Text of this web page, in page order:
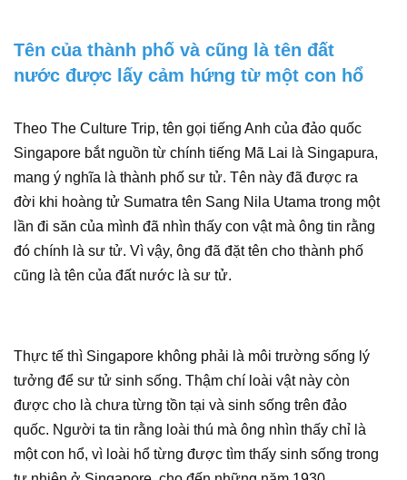
Tên của thành phố và cũng là tên đất
nước được lấy cảm hứng từ một con hổ
Theo The Culture Trip, tên gọi tiếng Anh của đảo quốc
Singapore bắt nguồn từ chính tiếng Mã Lai là Singapura,
mang ý nghĩa là thành phố sư tử. Tên này đã được ra
đời khi hoàng tử Sumatra tên Sang Nila Utama trong một
lần đi săn của mình đã nhìn thấy con vật mà ông tin rằng
đó chính là sư tử. Vì vậy, ông đã đặt tên cho thành phố
cũng là tên của đất nước là sư tử.
Thực tế thì Singapore không phải là môi trường sống lý
tưởng để sư tử sinh sống. Thậm chí loài vật này còn
được cho là chưa từng tồn tại và sinh sống trên đảo
quốc. Người ta tin rằng loài thú mà ông nhìn thấy chỉ là
một con hổ, vì loài hổ từng được tìm thấy sinh sống trong